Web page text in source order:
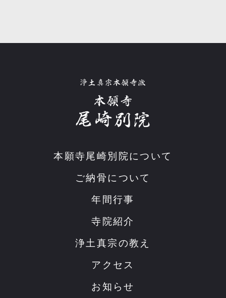
本願寺尾崎別院について
ご納骨について
年間行事
寺院紹介
浄土真宗の教え
アクセス
お知らせ